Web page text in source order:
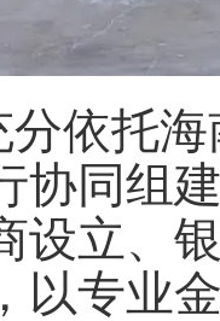
依托
协同组
设立、
以专业